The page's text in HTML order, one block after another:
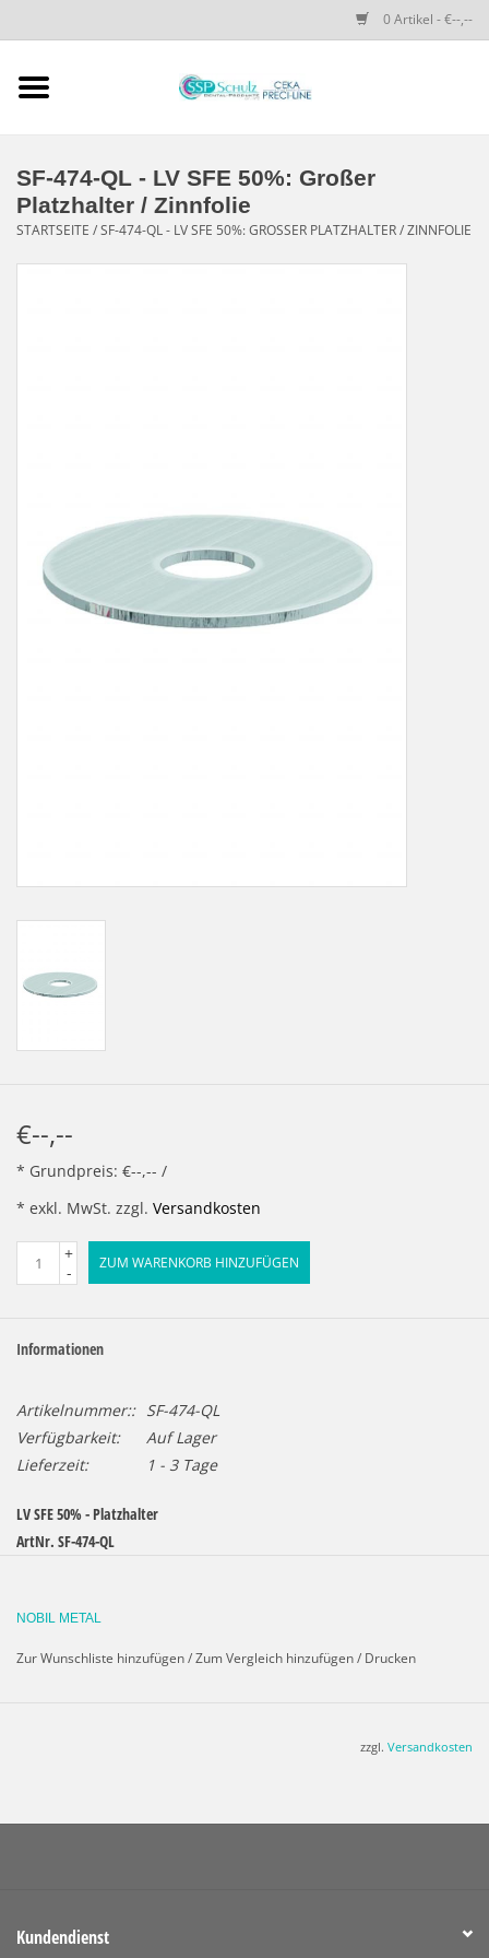
0 Artikel - €--,--
SSP SCHULZ Dental-
Produkte
NEU: LV SFE 50% - PRECI-
CUP
SF-474-QL - LV SFE 50%: Großer
Platzhalter / Zinnfolie
STARTSEITE /SF-474-QL - LV SFE 50%: GROSSER PLATZHALTER / ZINNFOLIE
€--,--
* Grundpreis: €--,-- /
* exkl. MwSt. zzgl. Versandkosten
+
-
ZUM WARENKORB HINZUFÜGEN
Informationen
Artikelnummer:: SF-474-QL
Verfügbarkeit:
Auf Lager
Lieferzeit:
1 - 3 Tage
LV SFE 50% - Platzhalter
ArtNr. SF-474-QL
Stärke: 0,40 mm - ø 14 mm
NOBIL METAL
Zur Wunschliste hinzufügen/Zum Vergleich hinzufügen/ Drucken
zzgl. Versandkosten
Kundendienst